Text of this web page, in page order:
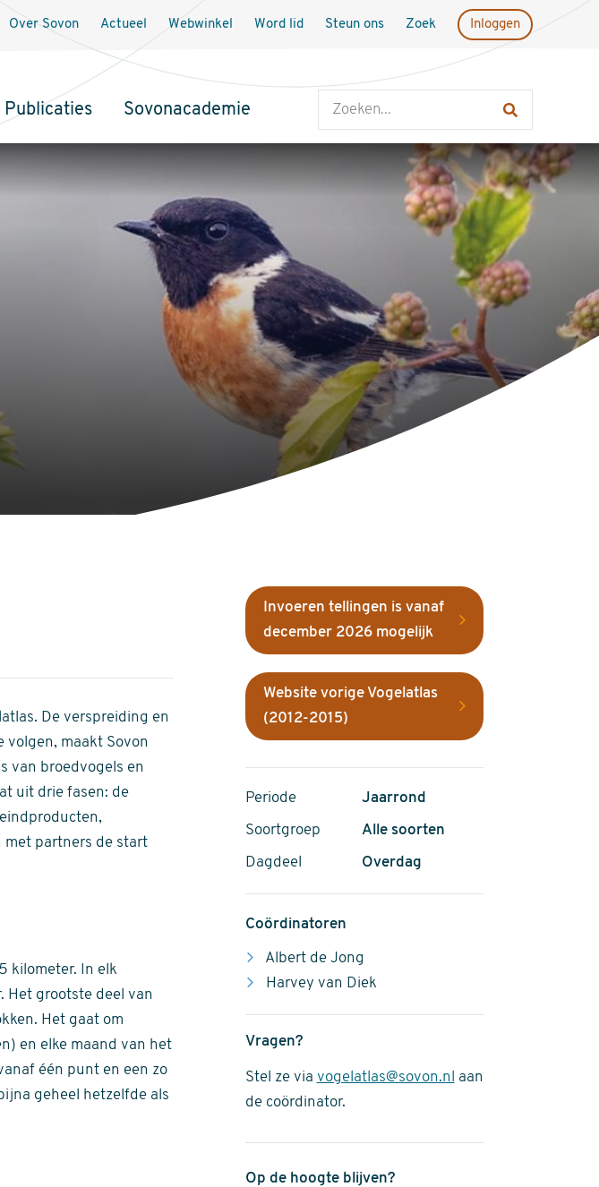
Publicaties Sovonacademie
Over Sovon Actueel Webwinkel Word lid Steun ons Zoek Inloggen
De verspreiding en
volgen, maakt Sovon
van broedvogels en
uit drie fasen: de
met partners de start
kilometer. In elk
Het grootste deel van
Het gaat om
en elke maand van het
één punt en een zo
geheel hetzelfde als
Invoeren tellingen is vanaf
december 2026 mogelijk
Website vorige Vogelatlas
(2012-2015)
Periode Jaarrond
Soortgroep Alle soorten
Dagdeel Overdag
Coördinatoren
Albert de Jong
Harvey van Diek
Vragen?
Stel ze via vogelatlas@sovon.nl
aan
de coördinator.
Op de hoogte blijven?